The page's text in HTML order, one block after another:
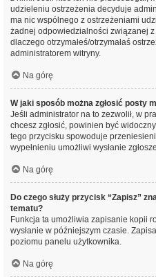
udzieleniu ostrzeżenia decyduje
ma nic wspólnego z ostrzeżeniami
żadnej odpowiedzialności związanej
dlaczego otrzymałeś/otrzymałaś
administratorem witryny.
Na górę
W jaki sposób można zgłosić posty
Jeśli administrator na to zezwolił, w
chcesz zgłosić, powinien być
tego przycisku spowoduje
wypełnieniu umożliwi wysłanie
Na górę
Do czego służy przycisk “Zapisz”
tematu?
Funkcja ta umożliwia zapisanie kopii
wysłanie w późniejszym czasie.
poziomu panelu użytkownika.
Na górę